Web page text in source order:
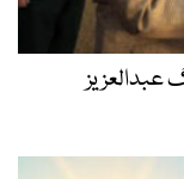
عبدالعزیز